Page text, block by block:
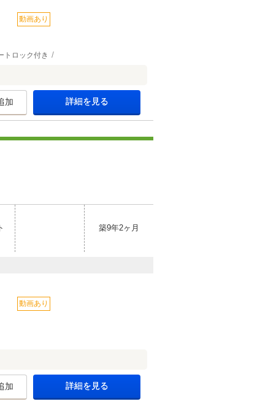
動画あり
トロック付き
加 詳細を見る
築9年2ヶ月
動画あり
加 詳細を見る